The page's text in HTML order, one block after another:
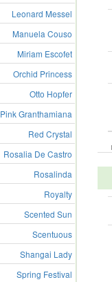
Leonard Messel
Manuela Couso
Miriam Escofet
Orchid Princess
Otto Hopfer
Pink Granthamiana
Red Crystal
Rosalia De Castro
Rosalinda
Royalty
Scented Sun
Scentuous
Shangai Lady
Spring Festival